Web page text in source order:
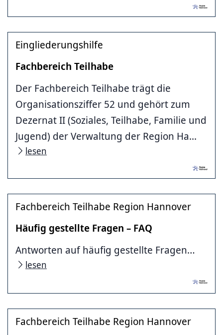
Eingliederungshilfe
Fachbereich Teilhabe
Der Fachbereich Teilhabe trägt die
Organisationsziffer 52 und gehört zum
Dezernat II (Soziales, Teilhabe, Familie und
Jugend) der Verwaltung der Region Ha...
lesen
Fachbereich Teilhabe Region Hannover
Häufig gestellte Fragen – FAQ
Antworten auf häufig gestellte Fragen…
lesen
Fachbereich Teilhabe Region Hannover